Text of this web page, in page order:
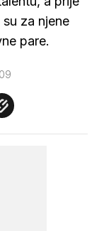
za njene
pare.